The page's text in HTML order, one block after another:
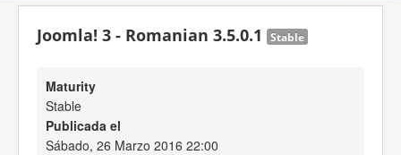
Joomla! 3 - Romanian 3.5.0.1 Stable
Maturity
Stable
Publicada el
Sábado, 26 Marzo 2016 22:00